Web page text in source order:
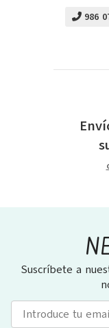
986
Suscríbete a